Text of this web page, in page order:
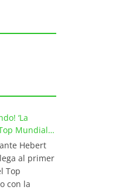
‘La
Mundial
Hebert
al primer
Top
con la